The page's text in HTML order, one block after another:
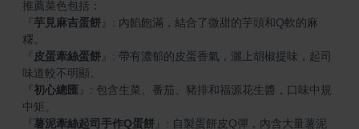
芋見麻吉蛋餅
: 內餡飽滿，結合了微甜的芋頭和Q軟的麻
皮蛋牽絲蛋餅
: 帶有濃郁的皮蛋香氣，灑上胡椒提味，起司
初心總匯
: 包含生菜、番茄、豬排和福源花生醬，口味中規
薯泥牽絲起司手作Q蛋餅
: 自製蛋餅皮Q彈，內含大量薯泥